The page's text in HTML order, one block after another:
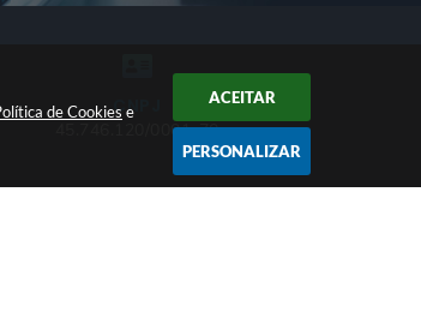
de Cookies e
ACEITAR
PERSONALIZAR
CNPJ
45.746.120/0001-70